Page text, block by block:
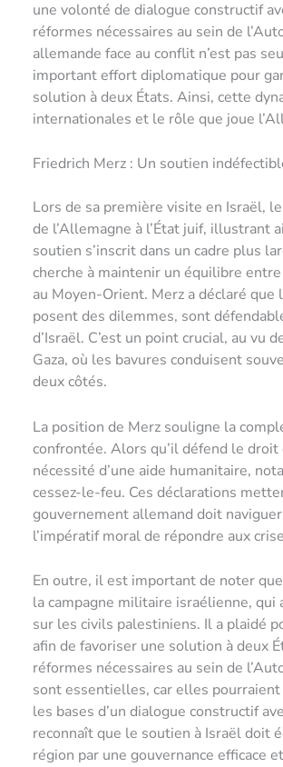
une volonté de dialogue constructif
réformes nécessaires au sein de
allemande face au conflit n’est pas
important effort diplomatique pour
solution à deux États. Ainsi, cette
internationales et le rôle que joue
Friedrich Merz : Un soutien
Lors de sa première visite en Israël,
de l’Allemagne à l’État juif, illustrant
soutien s’inscrit dans un cadre plus
cherche à maintenir un équilibre
au Moyen-Orient. Merz a déclaré que
posent des dilemmes, sont
d’Israël. C’est un point crucial, au vu
Gaza, où les bavures conduisent
deux côtés.
La position de Merz souligne la
confrontée. Alors qu’il défend le
nécessité d’une aide humanitaire,
cessez-le-feu. Ces déclarations
gouvernement allemand doit
l’impératif moral de répondre aux
En outre, il est important de noter
la campagne militaire israélienne,
sur les civils palestiniens. Il a plaidé
afin de favoriser une solution à deux
réformes nécessaires au sein de
sont essentielles, car elles
les bases d’un dialogue constructif
reconnaît que le soutien à Israël doit
région par une gouvernance efficace